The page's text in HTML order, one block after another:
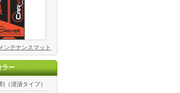
ンテナンスマット
ラー
（浸漬タイプ）